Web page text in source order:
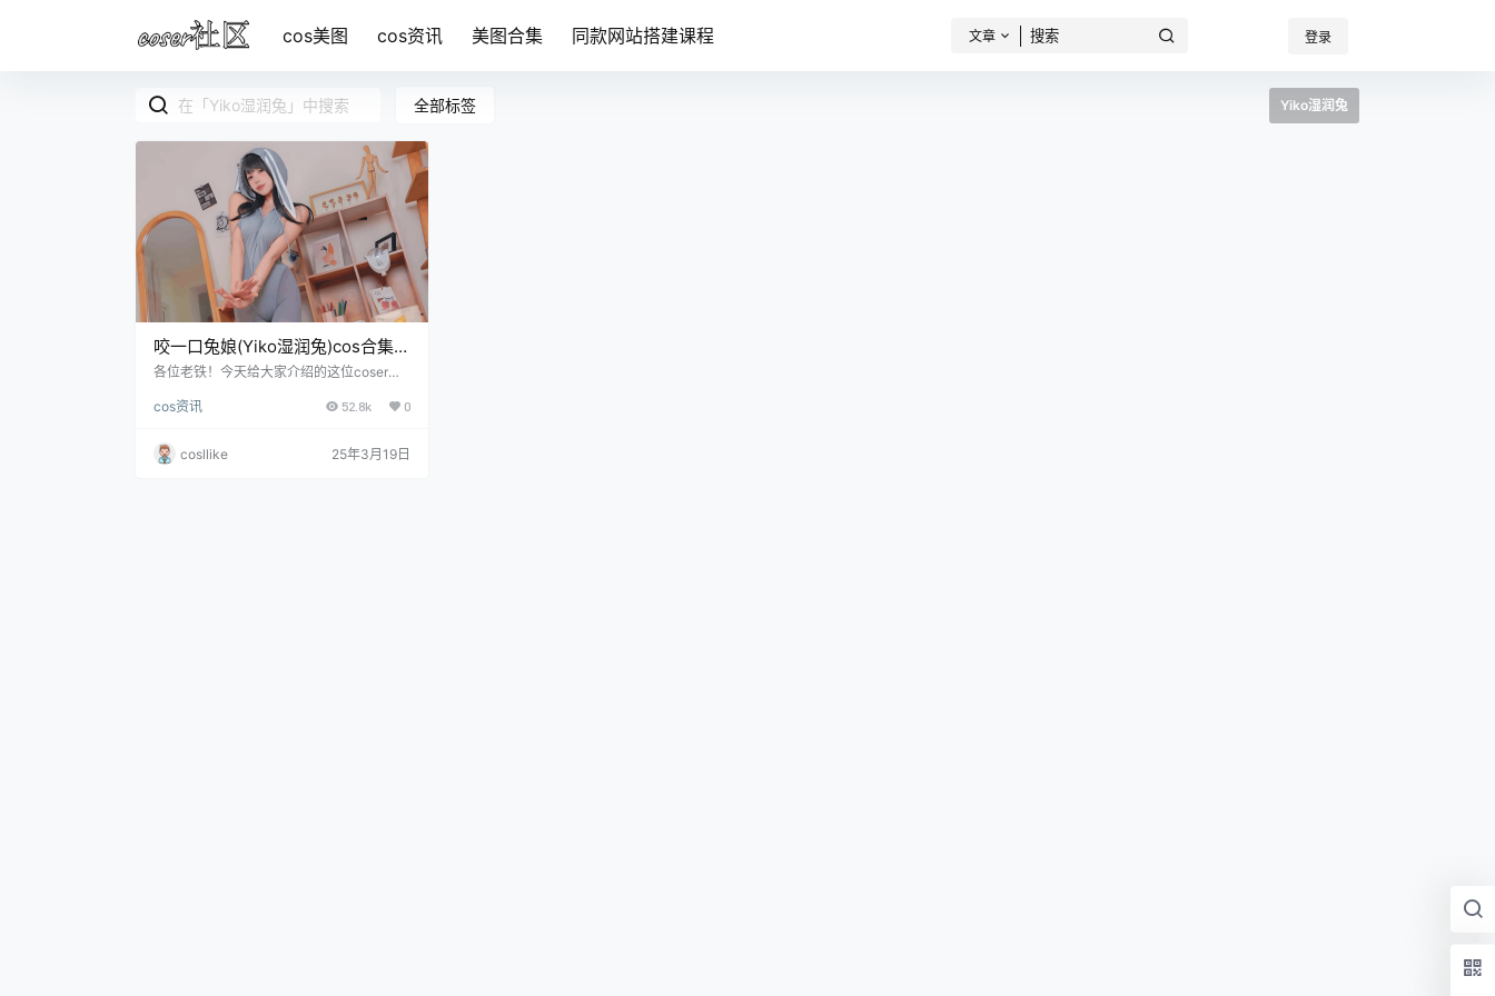
cos美图 cos资讯 美图合集 同款网站搭建课程 文章 登录
全部标签 Yiko湿润兔
咬一口兔娘(Yiko湿润兔)cos合集赏
析，真是让人心跳加速！
各位老铁！今天给大家介绍的这位coser，
娘（Yiko湿润兔）！目前微博有将近50W粉
那你一定听过她的名字。她不仅有着甜美可
爱的长相，还擅.
cos资讯 52.8k 0
cosllike 25年3月19日